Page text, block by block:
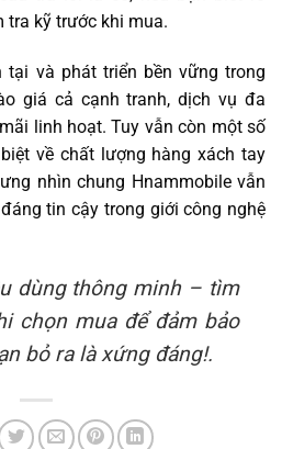
tra kỹ trước khi mua.
và phát triển bền vững trong
giá cả cạnh tranh, dịch vụ đa
linh hoạt. Tuy vẫn còn một số
về chất lượng hàng xách tay
nhìn chung Hnammobile vẫn
tin cậy trong giới công nghệ
dùng thông minh – tìm
chọn mua để đảm bảo
bỏ ra là xứng đáng!.